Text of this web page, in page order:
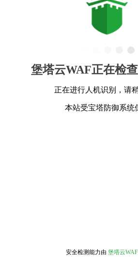
堡塔云WAF正在检
正在进行人机识别，请
本站受宝塔防御系统
安全检测能力由 堡塔云WAF